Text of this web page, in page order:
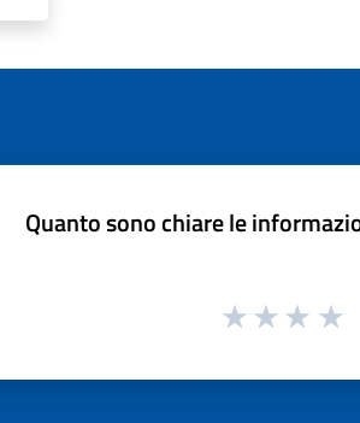
Quanto sono chiare le